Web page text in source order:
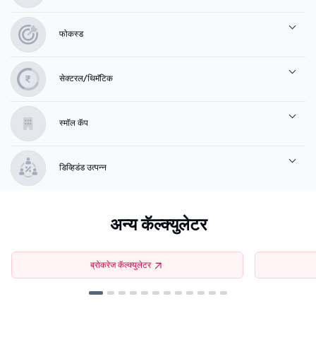
फोकस्ड
सेक्टरल/थिमॅटिक
स्मॉल कॅप
डिव्हिडंड उत्पन्न
अन्य कॅल्क्युलेटर
ब्रोकरेज कॅल्क्युलेटर